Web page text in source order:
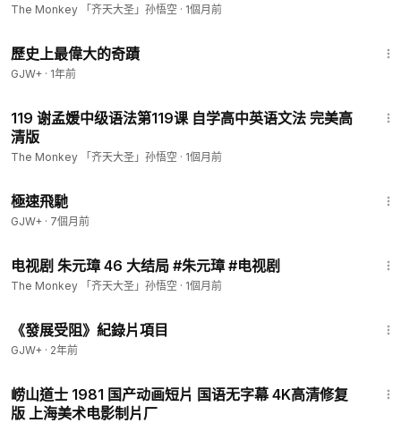
The Monkey 「齐天大圣」孙悟空 · 1個月前
歷史上最偉大的奇蹟
GJW+ · 1年前
119 谢孟媛中级语法第119课 自学高中英语文法 完美高
清版
The Monkey 「齐天大圣」孙悟空 · 1個月前
極速飛馳
GJW+ · 7個月前
电视剧 朱元璋 46 大结局 #朱元璋 #电视剧
The Monkey 「齐天大圣」孙悟空 · 1個月前
《發展受阻》紀錄片項目
GJW+ · 2年前
崂山道士 1981 国产动画短片 国语无字幕 4K高清修复
版 上海美术电影制片厂